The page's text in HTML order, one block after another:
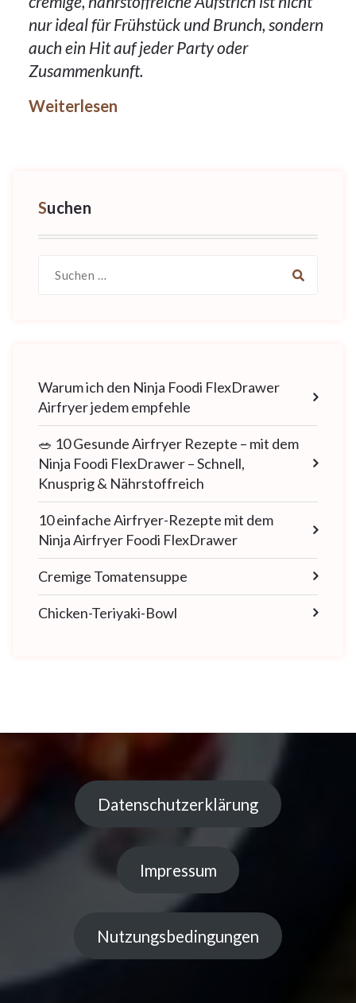
nur ideal für Frühstück und Brunch, sondern
auch ein Hit auf jeder Party oder
Zusammenkunft.
Weiterlesen
Suchen
nach:
Warum ich den Ninja Foodi FlexDrawer
Airfryer jedem empfehle
🥗 10 Gesunde Airfryer Rezepte – mit dem
Ninja Foodi FlexDrawer – Schnell,
Knusprig & Nährstoffreich
10 einfache Airfryer-Rezepte mit dem
Ninja Airfryer Foodi FlexDrawer
Cremige Tomatensuppe
Chicken-Teriyaki-Bowl
Datenschutzerklärung
Impressum
Nutzungsbedingungen